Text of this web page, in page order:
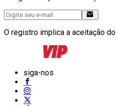
O registro implica a aceitação do
siga-nos